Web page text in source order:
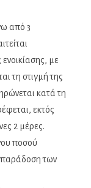
από 3
με
τη στιγμή της
κατά τη
εκτός
2 μέρες.
ποσού
παράδοση των